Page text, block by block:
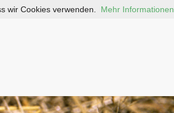
wir Cookies verwenden. Mehr Informationen